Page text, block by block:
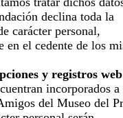
declina toda la
carácter personal,
en el cedente de los
y registros web
incorporados a
del Museo del